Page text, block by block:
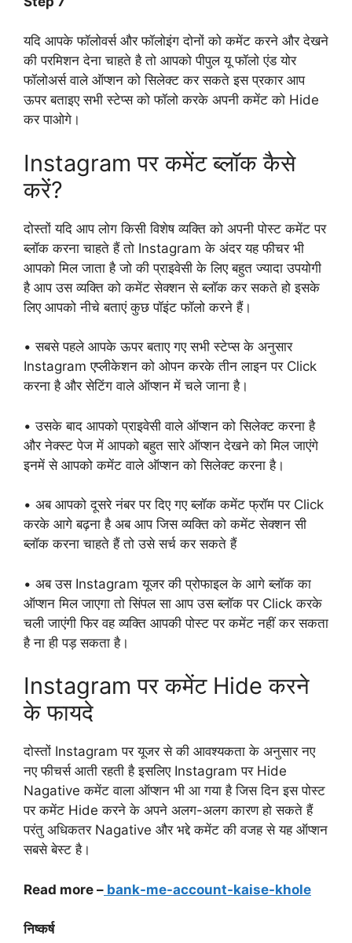
यदि आपके फॉलोवर्स और फॉलोइंग दोनों को कमेंट करने और देखने
की परमिशन देना चाहते है तो आपको पीपुल यू फॉलो एंड योर
फॉलोअर्स वाले ऑप्शन को सिलेक्ट कर सकते इस प्रकार आप
ऊपर बताइए सभी स्टेप्स को फॉलो करके अपनी कमेंट को Hide
कर पाओगे।
Instagram पर कमेंट ब्लॉक कैसे
करें?
दोस्तों यदि आप लोग किसी विशेष व्यक्ति को अपनी पोस्ट कमेंट पर
ब्लॉक करना चाहते हैं तो Instagram के अंदर यह फीचर भी
आपको मिल जाता है जो की प्राइवेसी के लिए बहुत ज्यादा उपयोगी
है आप उस व्यक्ति को कमेंट सेक्शन से ब्लॉक कर सकते हो इसके
लिए आपको नीचे बताएं कुछ पॉइंट फॉलो करने हैं।
• सबसे पहले आपके ऊपर बताए गए सभी स्टेप्स के अनुसार
Instagram एप्लीकेशन को ओपन करके तीन लाइन पर Click
करना है और सेटिंग वाले ऑप्शन में चले जाना है।
• उसके बाद आपको प्राइवेसी वाले ऑप्शन को सिलेक्ट करना है
और नेक्स्ट पेज में आपको बहुत सारे ऑप्शन देखने को मिल जाएंगे
इनमें से आपको कमेंट वाले ऑप्शन को सिलेक्ट करना है।
• अब आपको दूसरे नंबर पर दिए गए ब्लॉक कमेंट फ्रॉम पर Click
करके आगे बढ़ना है अब आप जिस व्यक्ति को कमेंट सेक्शन सी
ब्लॉक करना चाहते हैं तो उसे सर्च कर सकते हैं
• अब उस Instagram यूजर की प्रोफाइल के आगे ब्लॉक का
ऑप्शन मिल जाएगा तो सिंपल सा आप उस ब्लॉक पर Click करके
चली जाएंगी फिर वह व्यक्ति आपकी पोस्ट पर कमेंट नहीं कर सकता
है ना ही पड़ सकता है।
Instagram पर कमेंट Hide करने
के फायदे
दोस्तों Instagram पर यूजर से की आवश्यकता के अनुसार नए
नए फीचर्स आती रहती है इसलिए Instagram पर Hide
Nagative कमेंट वाला ऑप्शन भी आ गया है जिस दिन इस पोस्ट
पर कमेंट Hide करने के अपने अलग-अलग कारण हो सकते हैं
परंतु अधिकतर Nagative और भद्दे कमेंट की वजह से यह ऑप्शन
सबसे बेस्ट है।
Read more – bank-me-account-kaise-khole
निष्कर्ष